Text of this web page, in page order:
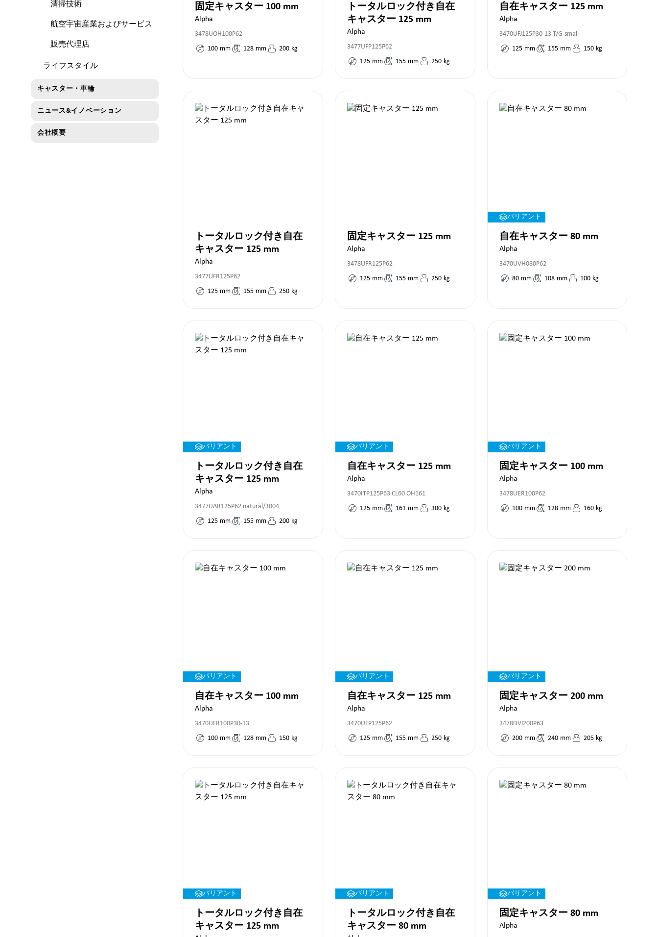
清掃技術
航空宇宙産業およびサービス
販売代理店
ライフスタイル
キャスター・車輪
ニュース&イノベーション
会社概要
固定キャスター 100 mm
Alpha
3478UOH100P62
100 mm 128 mm 200 kg
トータルロック付き自在
キャスター 125 mm
Alpha
3477UFP125P62
125 mm 155 mm 250 kg
自在キャスター 125 mm
Alpha
3470UFJ125P30-13 T/G-small
125 mm 155 mm 150 kg
トータルロック付き自在
キャスター 125 mm
Alpha
3477UFR125P62
125 mm 155 mm 250 kg
固定キャスター 125 mm
Alpha
3478UFR125P62
125 mm 155 mm 250 kg
バリアント
自在キャスター 80 mm
Alpha
3470UVH080P62
80 mm 108 mm 100 kg
バリアント
トータルロック付き自在
キャスター 125 mm
Alpha
3477UAR125P62 natural/3004
125 mm 155 mm 200 kg
バリアント
自在キャスター 125 mm
Alpha
3470ITP125P63 CL60 OH161
125 mm 161 mm 300 kg
バリアント
固定キャスター 100 mm
Alpha
3478UER100P62
100 mm 128 mm 160 kg
バリアント
自在キャスター 100 mm
Alpha
3470UFR100P30-13
100 mm 128 mm 150 kg
バリアント
自在キャスター 125 mm
Alpha
3470UFP125P62
125 mm 155 mm 250 kg
バリアント
固定キャスター 200 mm
Alpha
3478DVJ200P63
200 mm 240 mm 205 kg
バリアント
トータルロック付き自在
キャスター 125 mm
バリアント
トータルロック付き自在
キャスター 80 mm
バリアント
固定キャスター 80 mm
Alpha